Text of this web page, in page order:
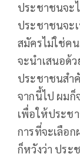
ประชาชนจะ
ประชาชนจะ
สมัครไม่ใช่ค
จะนำเสนอด้
ประชาชนสำ
จากนี้ไป ผมก็
เพื่อให้ประช
การที่จะเลือ
ก็หวังว่า ประ